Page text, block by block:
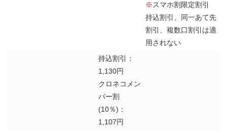
※スマホ割限定割引
持込割引、同一あて先
割引、複数口割引は適
用されない
持込割引：
1,130円
クロネコメン
バー割
(10％)：
1,107円